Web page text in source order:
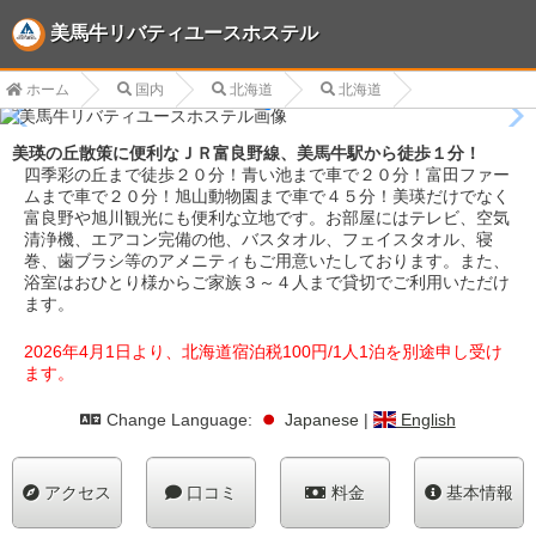
美馬牛リバティユースホステル
ホーム 国内 北海道 北海道
美瑛の丘散策に便利なＪＲ富良野線、美馬牛駅から徒歩１分！
四季彩の丘まで徒歩２０分！青い池まで車で２０分！富田ファー
ムまで車で２０分！旭山動物園まで車で４５分！美瑛だけでなく
富良野や旭川観光にも便利な立地です。お部屋にはテレビ、空気
清浄機、エアコン完備の他、バスタオル、フェイスタオル、寝
巻、歯ブラシ等のアメニティもご用意いたしております。また、
浴室はおひとり様からご家族３～４人まで貸切でご利用いただけ
ます。
2026年4月1日より、北海道宿泊税100円/1人1泊を別途申し受け
ます。
Change Language: Japanese | English
アクセス 口コミ 料金 基本情報